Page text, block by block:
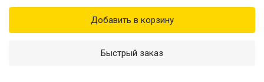
Добавить в корзину
Быстрый заказ